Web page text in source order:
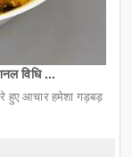
विधि ...
हुए आचार हमेशा गड़बड़